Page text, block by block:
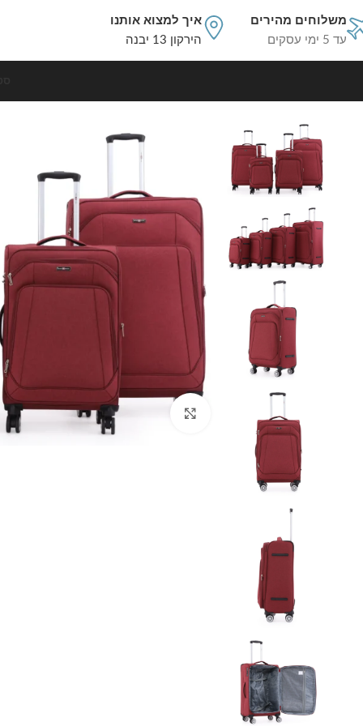
משלוחים מהירים
עד 5 ימי עסקים
איך למצוא אותנו
הירקון 13 יבנה
Click to enlarge